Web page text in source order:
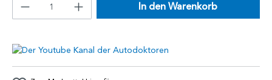
In den Warenkorb